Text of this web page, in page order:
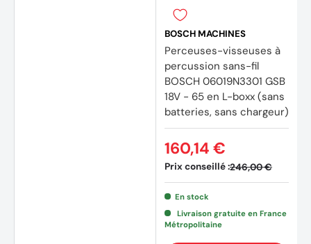
BOSCH MACHINES
Perceuses-visseuses à
percussion sans-fil
BOSCH 06019N3301 GSB
18V - 65 en L-boxx (sans
batteries, sans chargeur)
Prix conseillé :246,00 €
160,14 €
En stock
Livraison gratuite en France
Métropolitaine